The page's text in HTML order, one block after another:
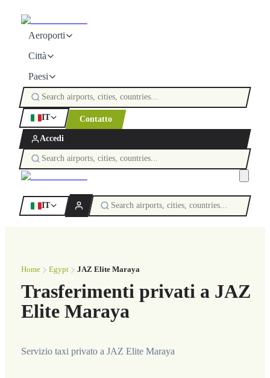
Aeroporti
Città
Paesi
IT Contatto
Accedi
IT
Home Egypt JAZ Elite Maraya
Trasferimenti privati a JAZ
Elite Maraya
Servizio taxi privato a JAZ Elite Maraya